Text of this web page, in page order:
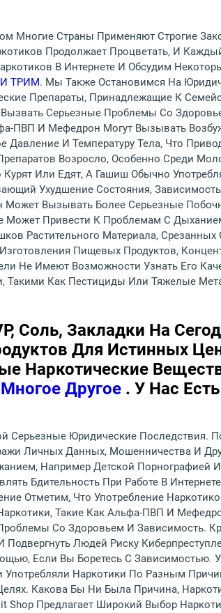
Многие Страны Применяют Строгие
Продолжает Процветать, И
В Интернете И Обсудим
И ТРИМ. Мы Также Остановимся На
Препараты, Принадлежащие К
Вызвать Серьезные Проблемы Со
ПВП И Мефедрон Могут Вызывать
И Температуру Тела, Что
Возросло, Особенно Среди
Или Едят, А Гашиш Обычно
Ухудшение Состояния,
Может Вызывать Более Серьезные
Может Привести К Проблемам С
Растительного Материала, Срезанных
Пищевых Продуктов,
Не Имеют Возможности Узнать Его
Такими Как Пестициды Или Тяжелые
Соль, Закладки На
Для Истинных
Наркотические
Другое . У Нас
Серьезные Юридические Последствия.
Личных Данных, Мошенничества И
Например Детской Порнографией
Бдительность При Работе В
Отметим, Что Употребление
Такие Как Альфа-ПВП И
Со Здоровьем И Зависимость.
Людей Риску
Если Вы Боретесь С Зависимостью.
Наркотики По Разным
Какова Бы Ни Была Причина,
Предлагает Широкий Выбор